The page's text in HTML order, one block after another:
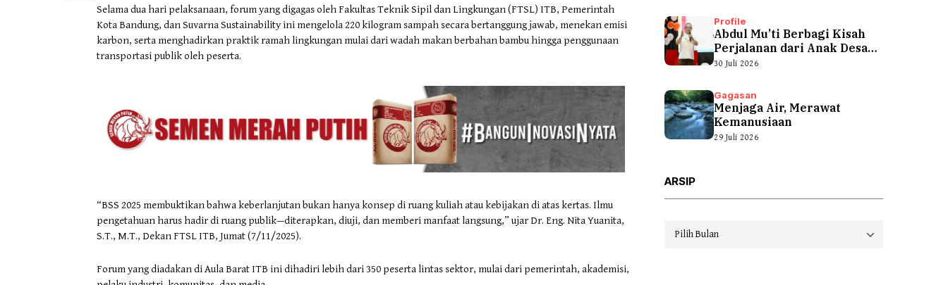
Selama dua hari pelaksanaan, forum yang digagas oleh Fakultas Teknik Sipil dan Lingkungan (FTSL) ITB, Pemerintah
Kota Bandung, dan Suvarna Sustainability ini mengelola 220 kilogram sampah secara bertanggung jawab, menekan emisi
karbon, serta menghadirkan praktik ramah lingkungan mulai dari wadah makan berbahan bambu hingga penggunaan
transportasi publik oleh peserta.
“BSS 2025 membuktikan bahwa keberlanjutan bukan hanya konsep di ruang kuliah atau kebijakan di atas kertas. Ilmu
pengetahuan harus hadir di ruang publik—diterapkan, diuji, dan memberi manfaat langsung,” ujar Dr. Eng. Nita Yuanita,
S.T., M.T., Dekan FTSL ITB, Jumat (7/11/2025).
Forum yang diadakan di Aula Barat ITB ini dihadiri lebih dari 350 peserta lintas sektor, mulai dari pemerintah, akademisi,
Profile
Abdul Mu’ti Berbagi Kisah
Perjalanan dari Anak Desa
hingga...
30 Juli 2026
Gagasan
Menjaga Air, Merawat
Kemanusiaan
29 Juli 2026
ARSIP
Arsip